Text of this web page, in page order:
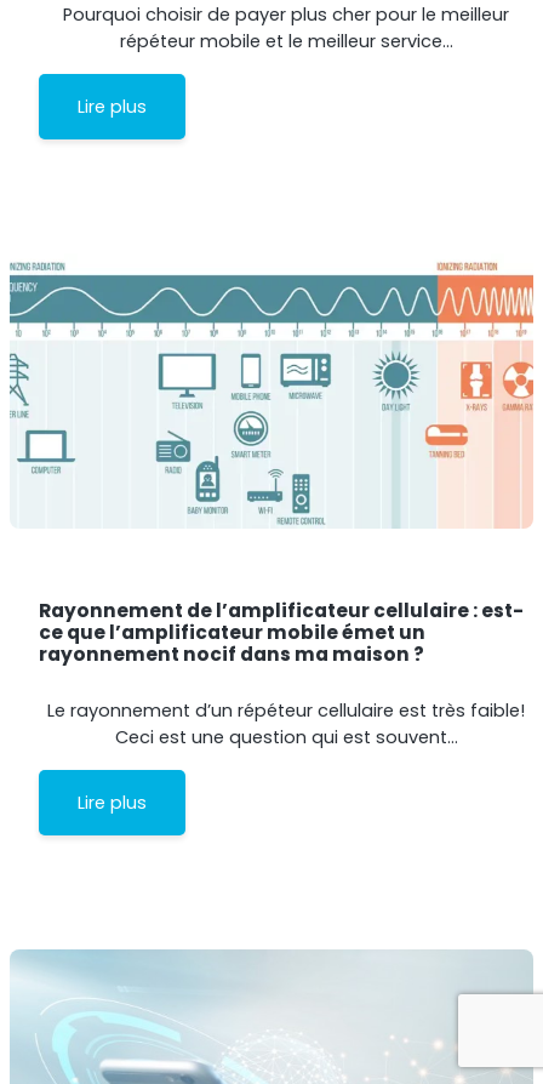
Pourquoi choisir de payer plus cher pour le meilleur
répéteur mobile et le meilleur service…
Lire plus
Rayonnement de l’amplificateur cellulaire : est-
ce que l’amplificateur mobile émet un
rayonnement nocif dans ma maison ?
Le rayonnement d’un répéteur cellulaire est très faible!
Ceci est une question qui est souvent…
Lire plus